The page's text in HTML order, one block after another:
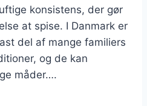
konsistens, der gør
at spise. I Danmark er
del af mange familiers
og de kan
måder….